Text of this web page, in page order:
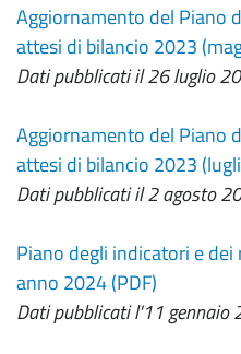
Aggiornamento del Piano
attesi di bilancio 2023
Dati pubblicati il 26 luglio
Aggiornamento del Piano
attesi di bilancio 2023
Dati pubblicati il 2 agosto
Piano degli indicatori e
anno 2024 (PDF)
Dati pubblicati l'11 gennaio